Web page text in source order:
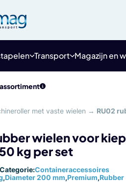
Transport Magazijn en
met vaste wielen → RU02
wielen voor
kg per set
Categorie:Containeraccessoires
,Diameter 200 mm,Premium,Rubber